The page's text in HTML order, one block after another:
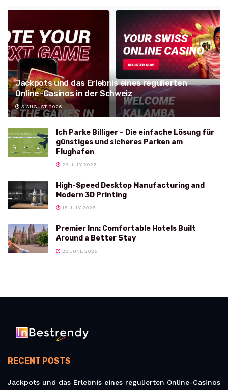
Jackpots und das Erlebnis eines regulierten
Online-Casinos in der Schweiz
3 AUGUST 2026
Ich Parke Billiger – Die einfache Lösung für
günstiges und sicheres Parken am
Flughafen
29 JULY 2026
High-Speed Desktop Manufacturing and
Modern 3D Printing
16 JULY 2026
Premier Inn: Comfortable Hotels Built
Around a Better Stay
22 JUNE 2026
RECENT POSTS
Jackpots und das Erlebnis eines regulierten Online-Casinos